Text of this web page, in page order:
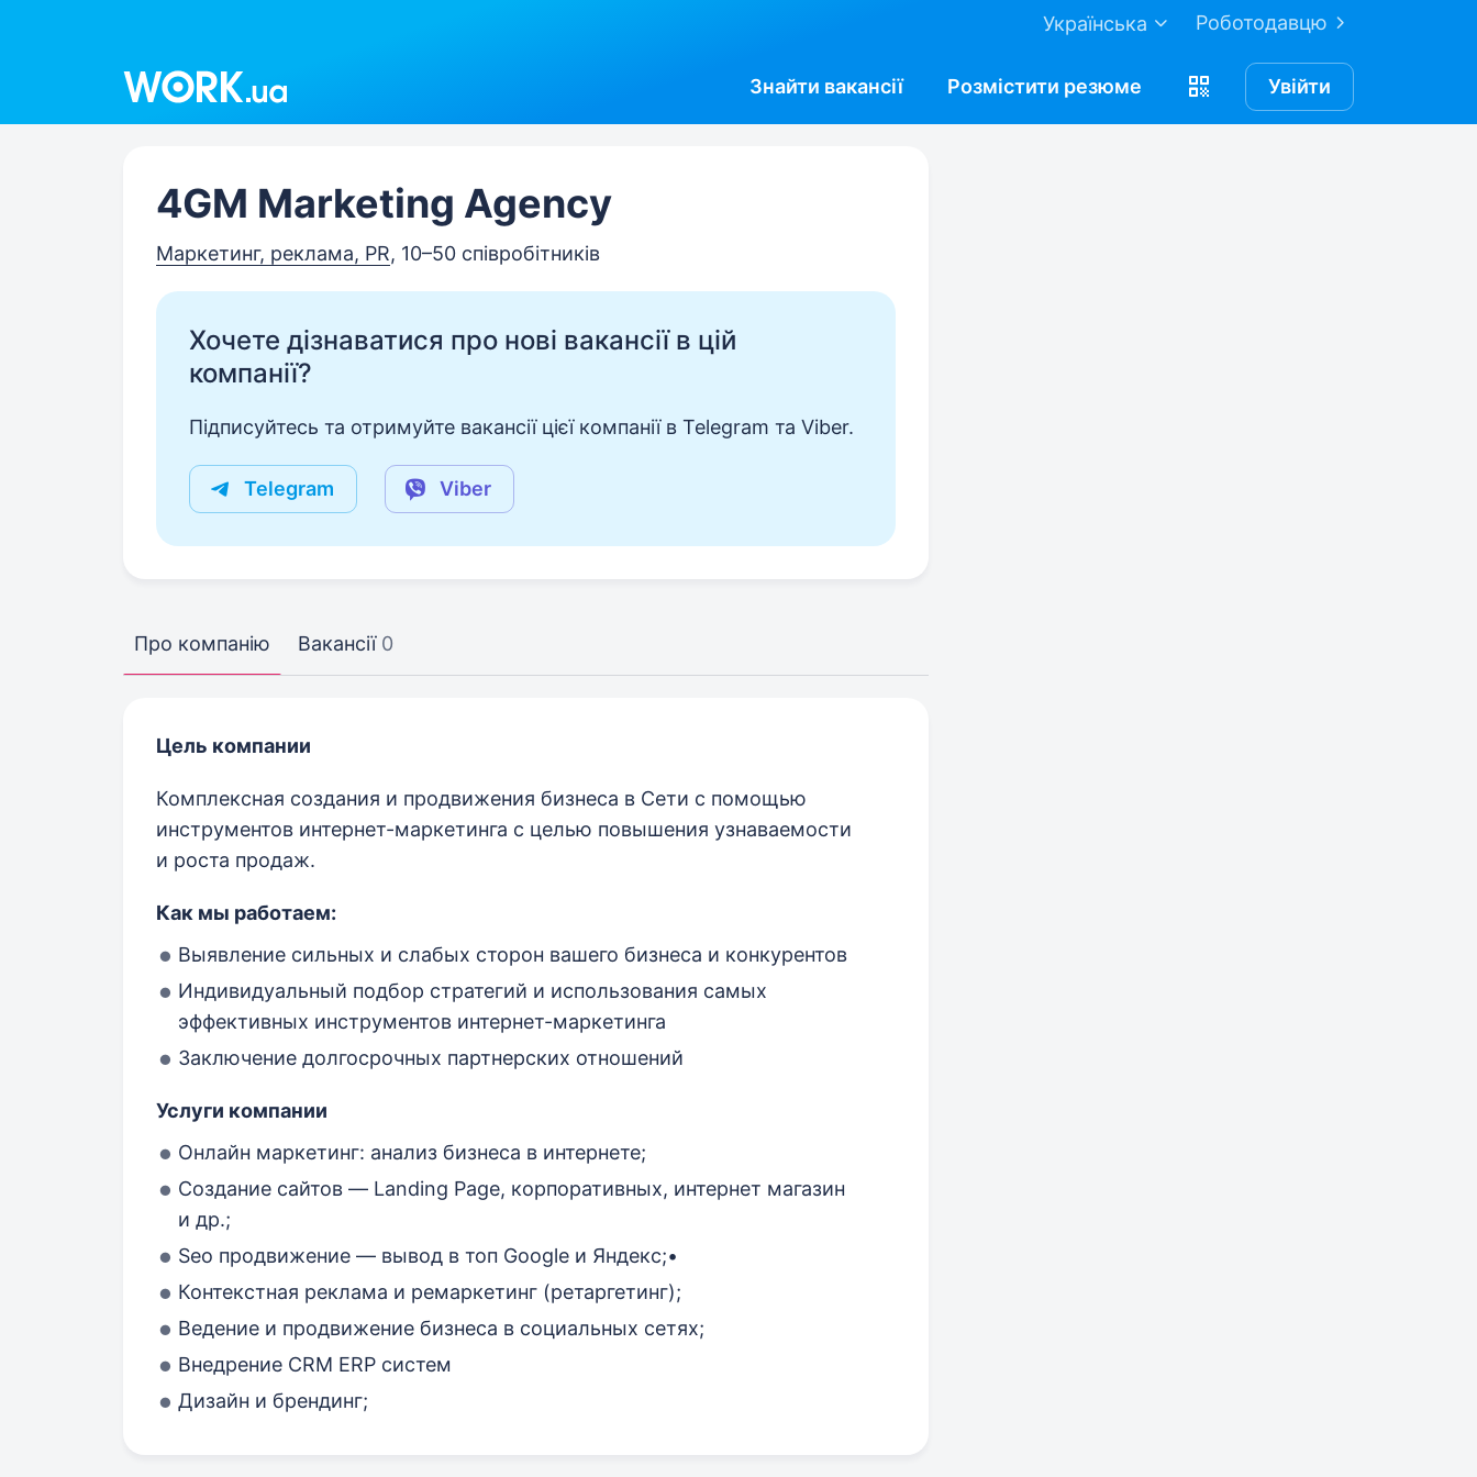
Роботодавцю
Українська
Знайти вакансії Розмістити резюме Увійти
4GM Marketing Agency
Маркетинг, реклама, PR, 10–50 співробітників
Хочете дізнаватися про нові вакансії в цій
компанії?
Підписуйтесь та отримуйте вакансії цієї компанії в Telegram та Viber.
Telegram Viber
Про компанію Вакансії 0
Цель компании
Комплексная создания и продвижения бизнеса в Сети с помощью
инструментов интернет-маркетинга с целью повышения узнаваемости
и роста продаж.
Как мы работаем:
Выявление сильных и слабых сторон вашего бизнеса и конкурентов
Индивидуальный подбор стратегий и использования самых
эффективных инструментов интернет-маркетинга
Заключение долгосрочных партнерских отношений
Услуги компании
Онлайн маркетинг: анализ бизнеса в интернете;
Создание сайтов — Landing Page, корпоративных, интернет магазин
и др.;
Seo продвижение — вывод в топ Google и Яндекс;•
Контекстная реклама и ремаркетинг (ретаргетинг);
Ведение и продвижение бизнеса в социальных сетях;
Внедрение CRM ERP систем
Дизайн и брендинг;